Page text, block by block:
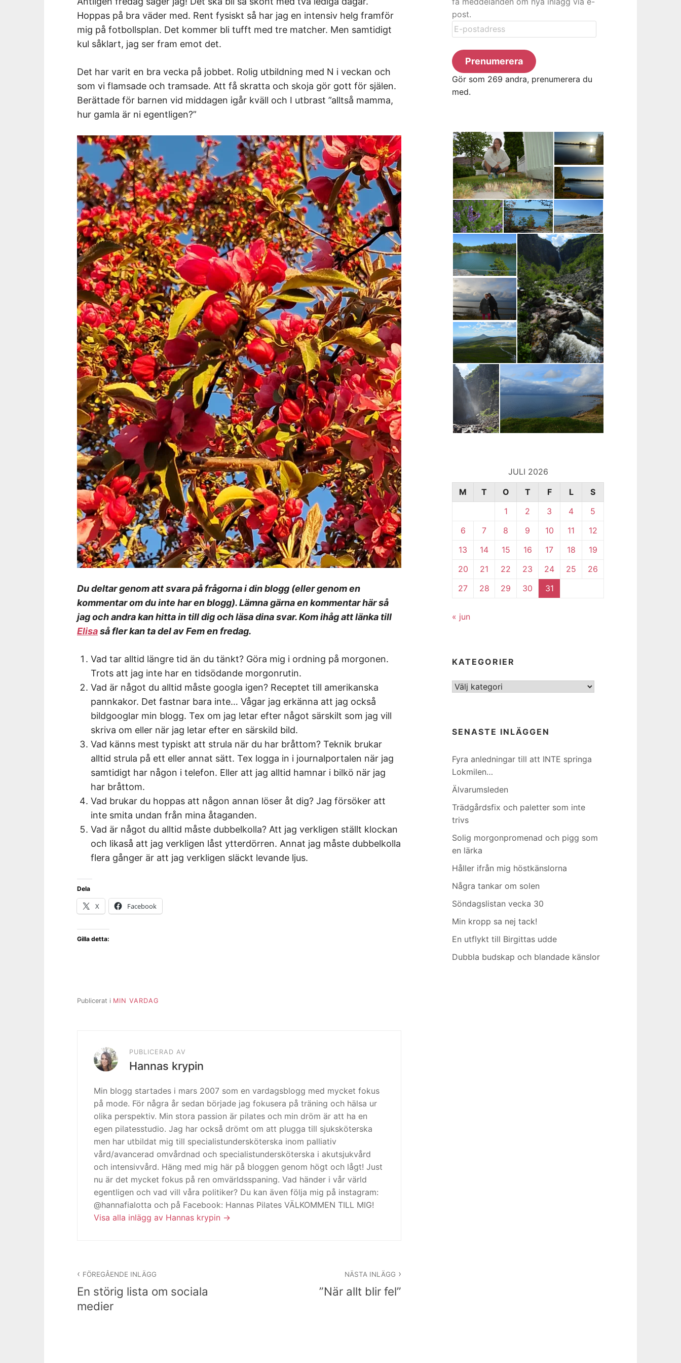
Hoppas på bra väder med. Rent fysiskt så har jag en intensiv helg framför
mig på fotbollsplan. Det kommer bli tufft med tre matcher. Men samtidigt
kul såklart, jag ser fram emot det.
Det har varit en bra vecka på jobbet. Rolig utbildning med N i veckan och
som vi flamsade och tramsade. Att få skratta och skoja gör gott för själen.
Berättade för barnen vid middagen igår kväll och I utbrast ”alltså mamma,
hur gamla är ni egentligen?”
Du deltar genom att svara på frågorna i din blogg (eller genom en
kommentar om du inte har en blogg). Lämna gärna en kommentar här så
jag och andra kan hitta in till dig och läsa dina svar. Kom ihåg att länka till
Elisaså fler kan ta del av Fem en fredag.
Vad tar alltid längre tid än du tänkt? Göra mig i ordning på morgonen.
Trots att jag inte har en tidsödande morgonrutin.
Vad är något du alltid måste googla igen? Receptet till amerikanska
pannkakor. Det fastnar bara inte… Vågar jag erkänna att jag också
bildgooglar min blogg. Tex om jag letar efter något särskilt som jag vill
skriva om eller när jag letar efter en särskild bild.
Vad känns mest typiskt att strula när du har bråttom? Teknik brukar
alltid strula på ett eller annat sätt. Tex logga in i journalportalen när jag
samtidigt har någon i telefon. Eller att jag alltid hamnar i bilkö när jag
har bråttom.
Vad brukar du hoppas att någon annan löser åt dig? Jag försöker att
inte smita undan från mina åtaganden.
Vad är något du alltid måste dubbelkolla? Att jag verkligen ställt klockan
och likaså att jag verkligen låst ytterdörren. Annat jag måste dubbelkolla
flera gånger är att jag verkligen släckt levande ljus.
Dela
X Facebook
Gilla detta:
Publicerat i MIN VARDAG
PUBLICERAD AV
Hannas krypin
Min blogg startades i mars 2007 som en vardagsblogg med mycket fokus
på mode. För några år sedan började jag fokusera på träning och hälsa ur
olika perspektiv. Min stora passion är pilates och min dröm är att ha en
egen pilatesstudio. Jag har också drömt om att plugga till sjuksköterska
men har utbildat mig till specialistundersköterska inom palliativ
vård/avancerad omvårdnad och specialistundersköterska i akutsjukvård
och intensivvård. Häng med mig här på bloggen genom högt och lågt! Just
nu är det mycket fokus på ren omvärldsspaning. Vad händer i vår värld
egentligen och vad vill våra politiker? Du kan även följa mig på instagram:
@hannafialotta och på Facebook: Hannas Pilates VÄLKOMMEN TILL MIG!
Visa alla inlägg av Hannas krypin
FÖREGÅENDE INLÄGG
En störig lista om sociala
medier
NÄSTA INLÄGG
”När allt blir fel”
post.
E-
postadress
Prenumerera
Gör som 269 andra, prenumerera du
med.
JULI 2026
M
T O T F L
S
1
2 3 4
5
6
7 8 9 10 11
12
13
14 15 16 17 18
19
20
21 22 23 24 25
26
27
28 29 30 31
« jun
KATEGORIER
Kategorier
SENASTE INLÄGGEN
Fyra anledningar till att INTE springa
Lokmilen…
Älvarumsleden
Trädgårdsfix och paletter som inte
trivs
Solig morgonpromenad och pigg som
en lärka
Håller ifrån mig höstkänslorna
Några tankar om solen
Söndagslistan vecka 30
Min kropp sa nej tack!
En utflykt till Birgittas udde
Dubbla budskap och blandade känslor